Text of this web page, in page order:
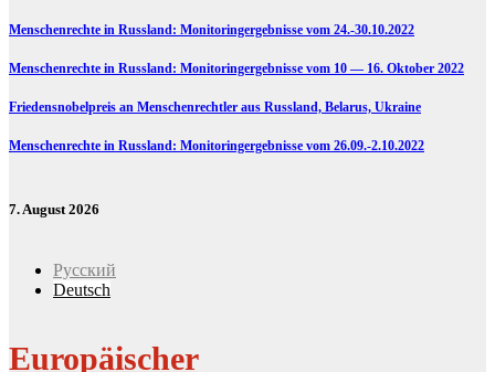
Menschenrechte in Russland: Monitoringergebnisse vom 24.-30.10.2022
Menschenrechte in Russland: Monitoringergebnisse vom 10 — 16. Oktober 2022
Friedensnobelpreis an Menschenrechtler aus Russland, Belarus, Ukraine
Menschenrechte in Russland: Monitoringergebnisse vom 26.09.-2.10.2022
7. August 2026
Русский
Deutsch
Europäischer